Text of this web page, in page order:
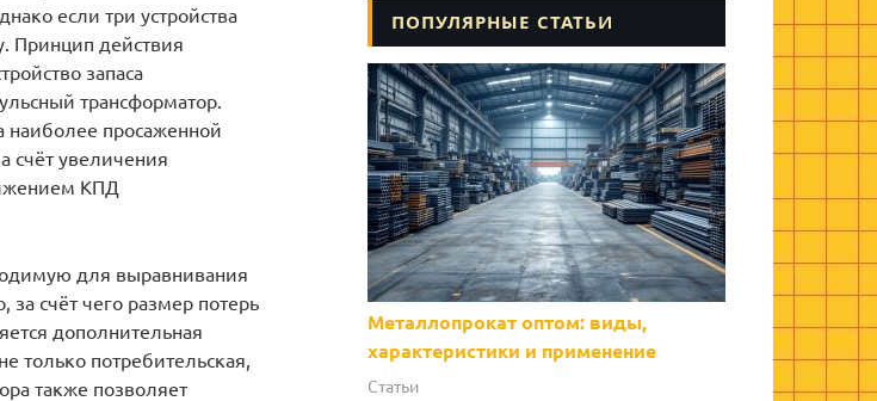
если три устройства
Принцип действия
запаса
трансформатор.
наиболее просаженной
счёт увеличения
КПД
для выравнивания
счёт чего размер потерь
дополнительная
только потребительская,
также позволяет
ПОПУЛЯРНЫЕ СТАТЬИ
Металлопрокат оптом: виды,
характеристики и применение
Статьи